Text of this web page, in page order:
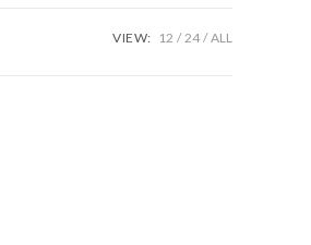
VIEW: 12 24 ALL